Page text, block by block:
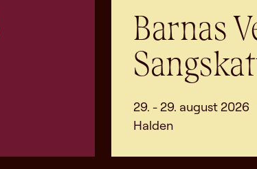
Barnas
29. - 29. august 2026
Halden